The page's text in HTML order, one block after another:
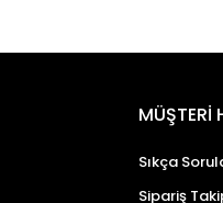
MÜŞTERİ
Sıkça
Sipariş